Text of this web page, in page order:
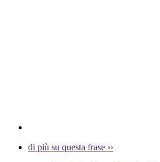
di più su questa frase ››